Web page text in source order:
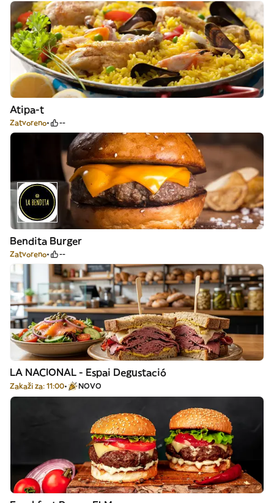
Atipa-t
Zatvoreno --
Bendita Burger
Zatvoreno --
LA NACIONAL - Espai Degustació
Zakaži za: 11:00 NOVO